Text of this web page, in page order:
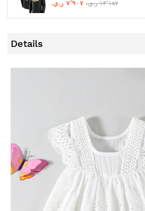
٧٬٩٠٧ ر.ي.‏
١٣٬١٨٢ ر.ي.‏
Details